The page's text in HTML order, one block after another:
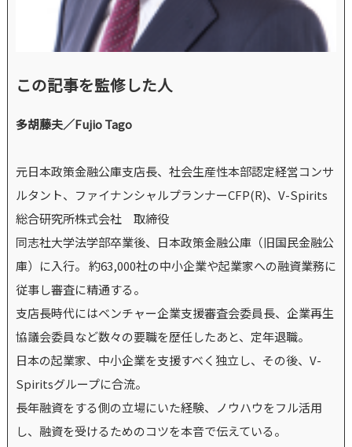
この記事を監修した人
多胡藤夫／Fujio Tago
元日本政策金融公庫支店長、社会生産性本部認定経営コンサ
ルタント、ファイナンシャルプランナーCFP(R)、V-Spirits
総合研究所株式会社 取締役
同志社大学法学部卒業後、日本政策金融公庫（旧国民金融公
庫）に入行。 約63,000社の中小企業や起業家への融資業務に
従事し審査に精通する。
支店長時代にはベンチャー企業支援審査会委員長、企業再生
協議会委員など数々の要職を歴任したあと、定年退職。
日本の起業家、中小企業を支援すべく独立し、その後、V-
Spiritsグループに合流。
長年融資をする側の立場にいた経験、ノウハウをフル活用
し、融資を受けるためのコツを本音で伝えている。